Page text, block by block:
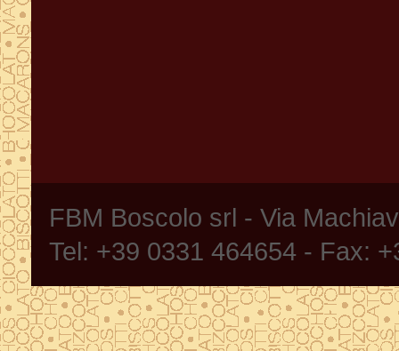
FBM Boscolo srl - Via
Tel: +39 0331 464654 - Fax: